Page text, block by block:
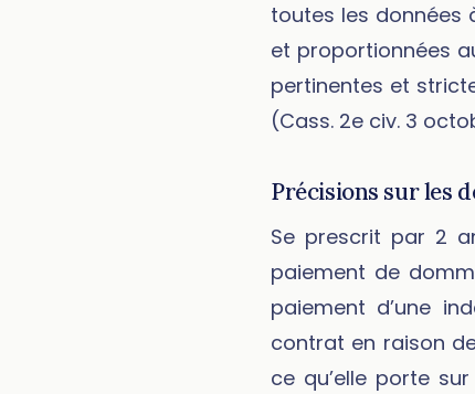
toutes les données
et proportionnées
pertinentes et
(Cass. 2e civ. 3
Précisions sur les
Se prescrit par 2
paiement de
paiement d’une
contrat en raison
ce qu’elle porte